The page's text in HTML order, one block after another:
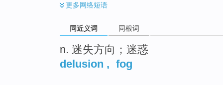
更多网络短语
同近义词 同根词
n. 迷失方向；迷惑
delusion , fog